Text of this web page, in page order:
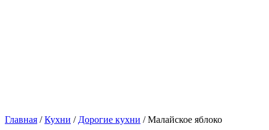
Главная /Кухни / Дорогие кухни / Малайское яблоко